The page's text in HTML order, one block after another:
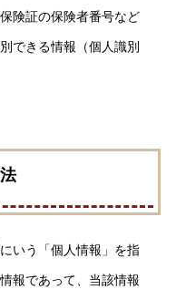
険証の保険者番号など
できる情報（個人識別
いう「個人情報」を指
報であって、当該情報